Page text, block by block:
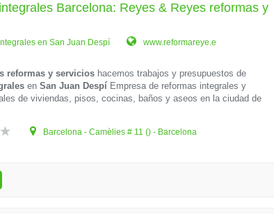
Barcelona: Reyes & Reyes reformas y
en San Juan Despí www.reformareye.e
reformas y servicios hacemos trabajos y presupuestos de
enSan Juan Despí Empresa de reformas integrales y
de viviendas, pisos, cocinas, baños y aseos en la ciudad de
Barcelona - Camèlies # 11 () - Barcelona